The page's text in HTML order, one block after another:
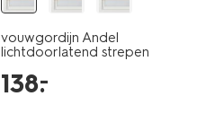
vouwgordijn Andel
lichtdoorlatend strepen
138.
–